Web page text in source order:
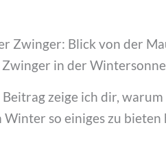
in der Wintersonne
Beitrag zeige ich dir,
Winter so einiges zu bieten